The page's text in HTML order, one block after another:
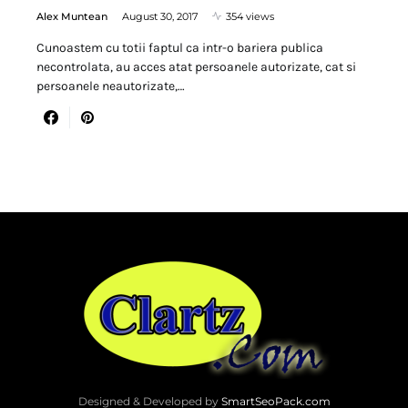
Alex Muntean August 30, 2017 354 views
Cunoastem cu totii faptul ca intr-o bariera publica
necontrolata, au acces atat persoanele autorizate, cat si
persoanele neautorizate,…
Designed & Developed by SmartSeoPack.com